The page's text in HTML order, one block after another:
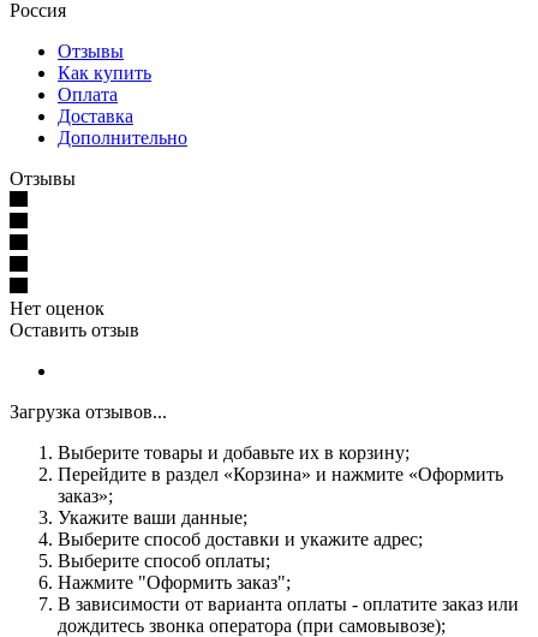
Россия
Отзывы
Как купить
Оплата
Доставка
Дополнительно
Отзывы
Нет оценок
Оставить отзыв
Загрузка отзывов...
Выберите товары и добавьте их в корзину;
Перейдите в раздел «Корзина» и нажмите «Оформить
заказ»;
Укажите ваши данные;
Выберите способ доставки и укажите адрес;
Выберите способ оплаты;
Нажмите "Оформить заказ";
В зависимости от варианта оплаты - оплатите заказ или
дождитесь звонка оператора (при самовывозе);